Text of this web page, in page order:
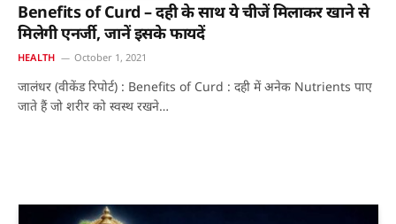
Benefits of Curd – दही के साथ ये चीजें मिलाकर खाने से
मिलेगी एनर्जी, जानें इसके फायदें
HEALTH October 1, 2021
जालंधर (वीकेंड रिपोर्ट) : Benefits of Curd : दही में अनेक Nutrients पाए
जाते हैं जो शरीर को स्वस्थ रखने…